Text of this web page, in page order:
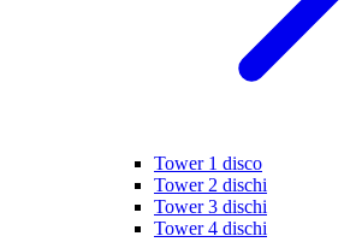
Tower 1 disco
Tower 2 dischi
Tower 3 dischi
Tower 4 dischi